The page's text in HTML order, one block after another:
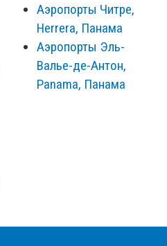
Аэропорты Читре,
Herrera, Панама
Аэропорты Эль-
Валье-де-Антон,
Panama, Панама